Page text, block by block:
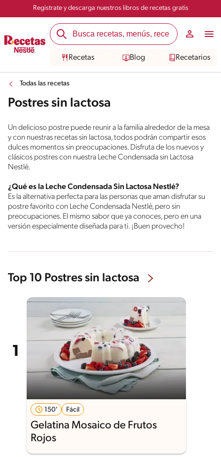
Registrate y descarga nuestros libros de recetas gratis
Recetas Blog Recetarios
Todas las recetas
Postres sin lactosa
Un delicioso postre puede reunir a la familia alrededor de la mesa
y con nuestras recetas sin lactosa, todos podrán compartir esos
dulces momentos sin preocupaciones. Disfruta de los nuevos y
clásicos postres con nuestra Leche Condensada sin Lactosa
Nestlé.
¿Qué es la Leche Condensada Sin Lactosa Nestlé?
Es la alternativa perfecta para las personas que aman disfrutar su
postre favorito con Leche Condensada Nestlé, pero sin
preocupaciones. El mismo sabor que ya conoces, pero en una
versión especialmente diseñada para ti. ¡Buen provecho!
Top 10 Postres sin lactosa
150' Fácil
Gelatina Mosaico de Frutos
Rojos